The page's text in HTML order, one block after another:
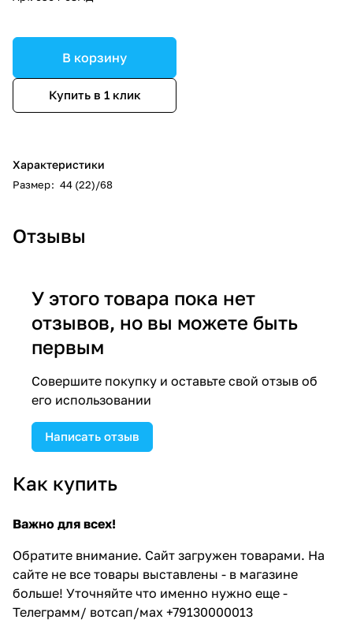
В корзину
Купить в 1 клик
Характеристики
Размер: 44 (22)/68
Отзывы
У этого товара пока нет
отзывов, но вы можете быть
первым
Совершите покупку и оставьте свой отзыв об
его использовании
Написать отзыв
Как купить
Важно для всех!
Обратите внимание. Сайт загружен товарами. На
сайте не все товары выставлены - в магазине
больше! Уточняйте что именно нужно еще -
Телеграмм/ вотсап/мах +79130000013